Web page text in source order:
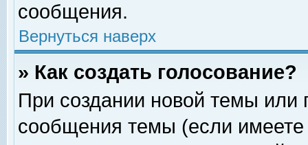
сообщения.
Вернуться наверх
» Как создать голосование?
При создании новой темы или
сообщения темы (если